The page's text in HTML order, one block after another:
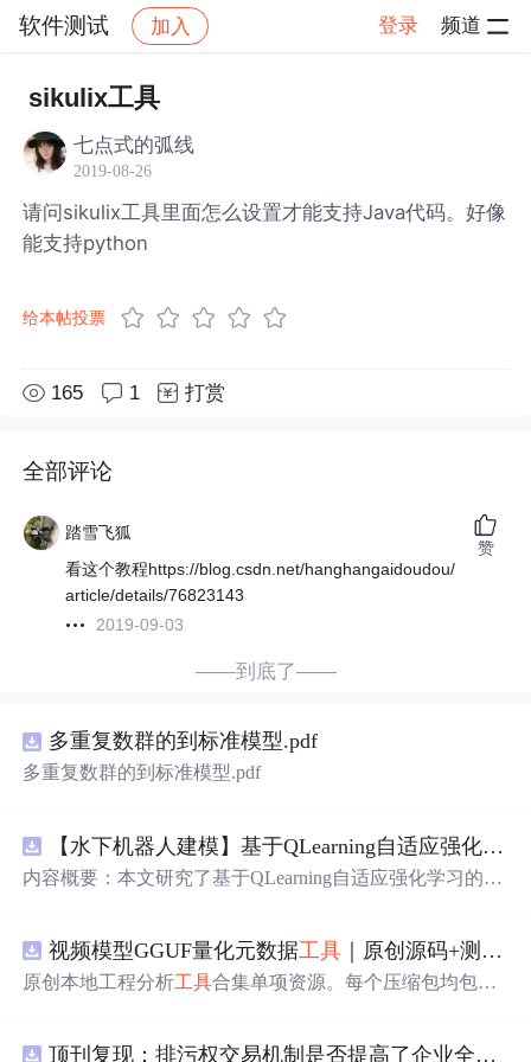
软件测试 加入 登录 频道
社区 软件测试
sikulix工具
七点式的弧线
2019-08-26
请问sikulix工具里面怎么设置才能支持Java代码。好像
能支持python
给本帖投票
165 1 打赏
全部评论
踏雪飞狐
看这个教程https://blog.csdn.net/hanghangaidoudou/
article/details/76823143
2019-09-03
赞
——到底了——
多重复数群的到标准模型.pdf
多重复数群的到标准模型.pdf
【水下机器人建模】基于QLearning自适应强化学习PID控制器在AUV中的应用研究（Matlab代码实现）
内容概要：本文研究了基于QLearning自适应强化学习的PI
探讨了将强化学习算法QLearning与传统PID控制相结合的
方法，以提升AUV在复杂、时变及非线性水下环境中的自
arning算法在线动态优化PID控制器的比例、积分和微分参
视频模型GGUF量化元数据工具 ｜原创源码+测试+离线报告
原创本地工程分析工具合集单项资源。每个压缩包均包含
行效果图、README、运行说明、功能清单、MIT License
顶刊复现：排污权交易机制是否提高了企业全要素生产率 -来自中国上市公司的证据（论文+数据）